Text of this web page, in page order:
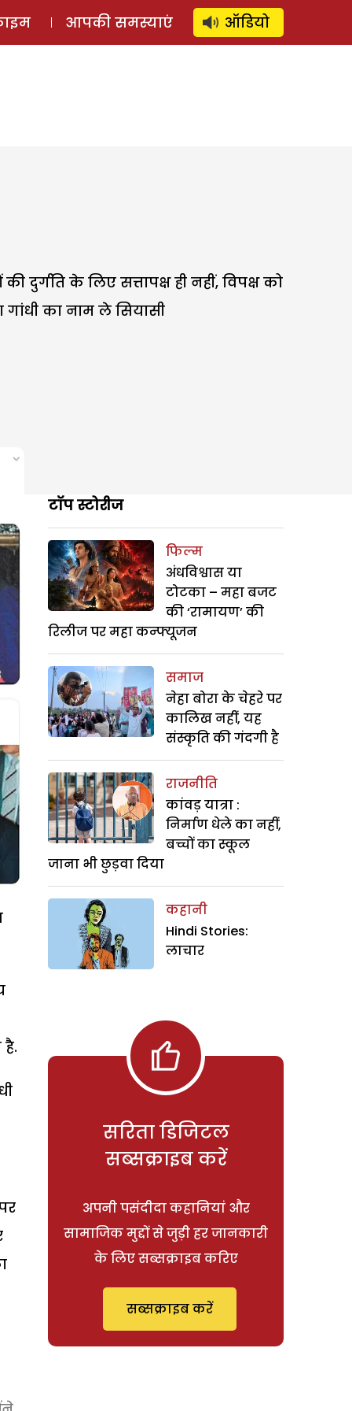
लॉग इन ⚲ SUBSCRIBE
आपकी समस्याएं ऑडियो
दुर्गति के लिए सत्तापक्ष ही नहीं, विपक्ष को
गांधी का नाम ले सियासी
टॉप स्टोरीज
फिल्म
अंधविश्वास या
टोटका – महा बजट
की ‘रामायण’ की
रिलीज पर महा कन्फ्यूजन
समाज
नेहा बोरा के चेहरे पर
कालिख नहीं, यह
संस्कृति की गंदगी है
राजनीति
कांवड़ यात्रा :
निर्माण धेले का नहीं,
बच्चों का स्कूल
जाना भी छुड़वा दिया
कहानी
Hindi Stories:
लाचार
सरिता डिजिटल
सब्सक्राइब करें
अपनी पसंदीदा कहानियां और
सामाजिक मुद्दों से जुड़ी हर जानकारी
के लिए सब्सक्राइब करिए
सब्सक्राइब करें